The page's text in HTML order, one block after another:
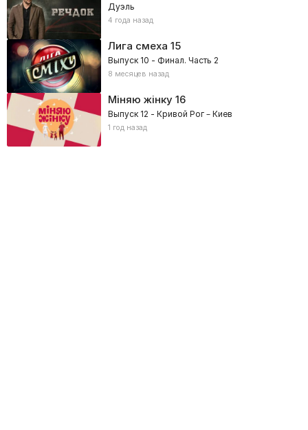
Дуэль
4 года назад
Лига смеха 15
Выпуск 10 - Финал. Часть 2
8 месяцев назад
Міняю жінку16
Выпуск 12 - Кривой Рог – Киев
1 год назад